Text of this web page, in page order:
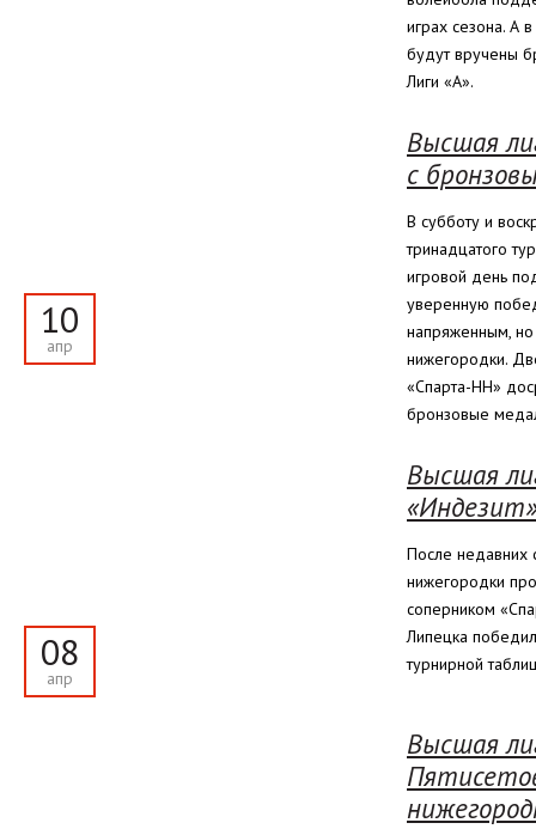
играх сезона. А
будут вручены
Лиги «А».
10
апр
Высшая
с
В субботу и
тринадцатого
игровой день
уверенную
напряженным,
нижегородки.
«Спарта-НН»
бронзовые
08
апр
Высшая
После недавних
нижегородки
соперником
Липецка
турнирной
Высшая